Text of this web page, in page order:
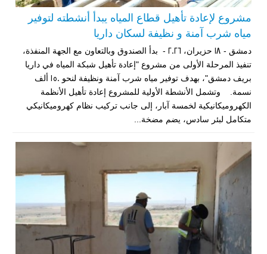
مشروع لإعادة تأهيل قطاع المياه يبدأ أنشطته لتوفير
مياه شرب آمنة و نظيفة لسكان داريا
دمشق - 18 حزيران، 2026 - بدأ الصندوق وبالتعاون مع الجهة المنفذة،
تنفيذ المرحلة الأولى من مشروع "إعادة تأهيل شبكة المياه في داريا
بريف دمشق"، بهدف توفير مياه شرب آمنة ونظيفة لنحو 150 ألف
نسمة. وتشمل الأنشطة الأولية للمشروع إعادة تأهيل الأنظمة
الكهروميكانيكية لخمسة آبار، إلى جانب تركيب نظام كهروميكانيكي
متكامل لبئر سادس، يضم مضخة...